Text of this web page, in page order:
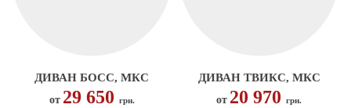
ДИВАН БОСС, МКС
от 29 650 грн.
ДИВАН ТВИКС, МКС
от 20 970грн.